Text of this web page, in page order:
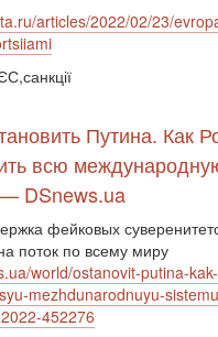
articles/2022/02/23/
Путина. Как
всю
DSnews.ua
фейковых
поток по всему миру
world/ostanovit-putina-
mezhdunarodnuyu-
452276